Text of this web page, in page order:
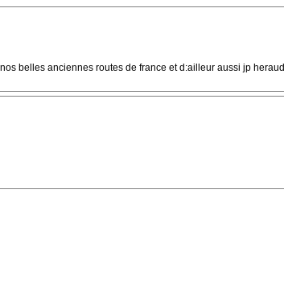
belles anciennes routes de france et d:ailleur aussi jp heraud